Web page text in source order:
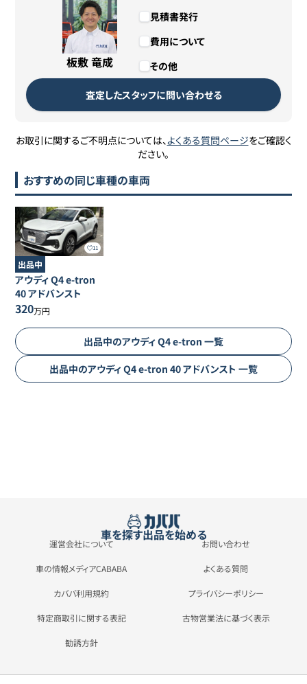
板敷 竜成
見積書発行
費用について
その他
査定したスタッフに問い合わせる
お取引に関するご不明点については、よくある質問ページをご確認く
ださい。
おすすめの同じ車種の車両
11
出品中
アウディQ4 e-tron
40 アドバンスト
320万円
出品中のアウディQ4 e-tron 一覧
出品中のアウディQ4 e-tron 40 アドバンスト 一覧
車を探す出品を始める
運営会社について お問い合わせ
車の情報メディアCABABA よくある質問
カババ利用規約 プライバシーポリシー
特定商取引に関する表記 古物営業法に基づく表示
勧誘方針